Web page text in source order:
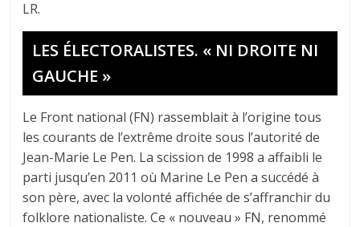
LR.
LES ÉLECTORALISTES. « NI DROITE NI
GAUCHE »
Le Front national (FN) rassemblait à l’origine tous
les courants de l’extrême droite sous l’autorité de
Jean-Marie Le Pen. La scission de 1998 a affaibli le
parti jusqu’en 2011 où Marine Le Pen a succédé à
son père, avec la volonté affichée de s’affranchir du
folklore nationaliste. Ce « nouveau » FN, renommé